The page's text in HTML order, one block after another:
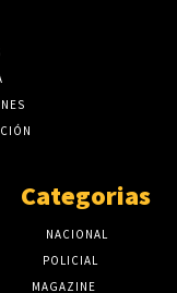
Categorias
NACIONAL
POLICIAL
MAGAZINE